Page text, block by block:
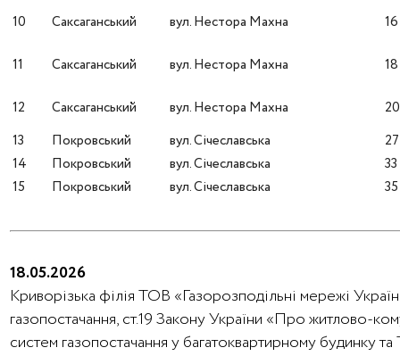
10 Саксаганський вул. Нестора Махна 16
11 Саксаганський вул. Нестора Махна 18
12 Саксаганський вул. Нестора Махна
20
13
Покровський вул. Січеславська
27
14
Покровський вул. Січеславська
33
15
Покровський вул. Січеславська 35
18.05.2026
Криворізька філія ТОВ «Газорозподільні мережі
газопостачання, ст.19 Закону України «Про житлово-
систем газопостачання у багатоквартирному будинку